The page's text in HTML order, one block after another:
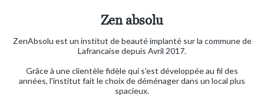
Zen absolu
ZenAbsolu est un institut de beauté implanté sur la commune de
Lafrancaise depuis Avril 2017.
Grâce à une clientèle fidèle qui s'est développée au fil des
années, l'institut fait le choix de déménager dans un local plus
spacieux.